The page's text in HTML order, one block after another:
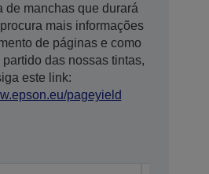
de manchas que durará
mais informações
de páginas e como
das nossas tintas,
este link:
pageyield